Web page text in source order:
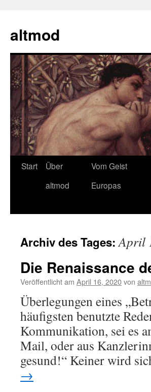
springen
altmod
Start
Über
altmod
Vom Geist
Europas
Archiv des Tages:April
Die Renaissance
Veröffentlicht am April 16, 2020von
Überlegungen eines
häufigsten benutzte
Kommunikation, sei es
Mail, oder aus
gesund!“ Keiner wird
→